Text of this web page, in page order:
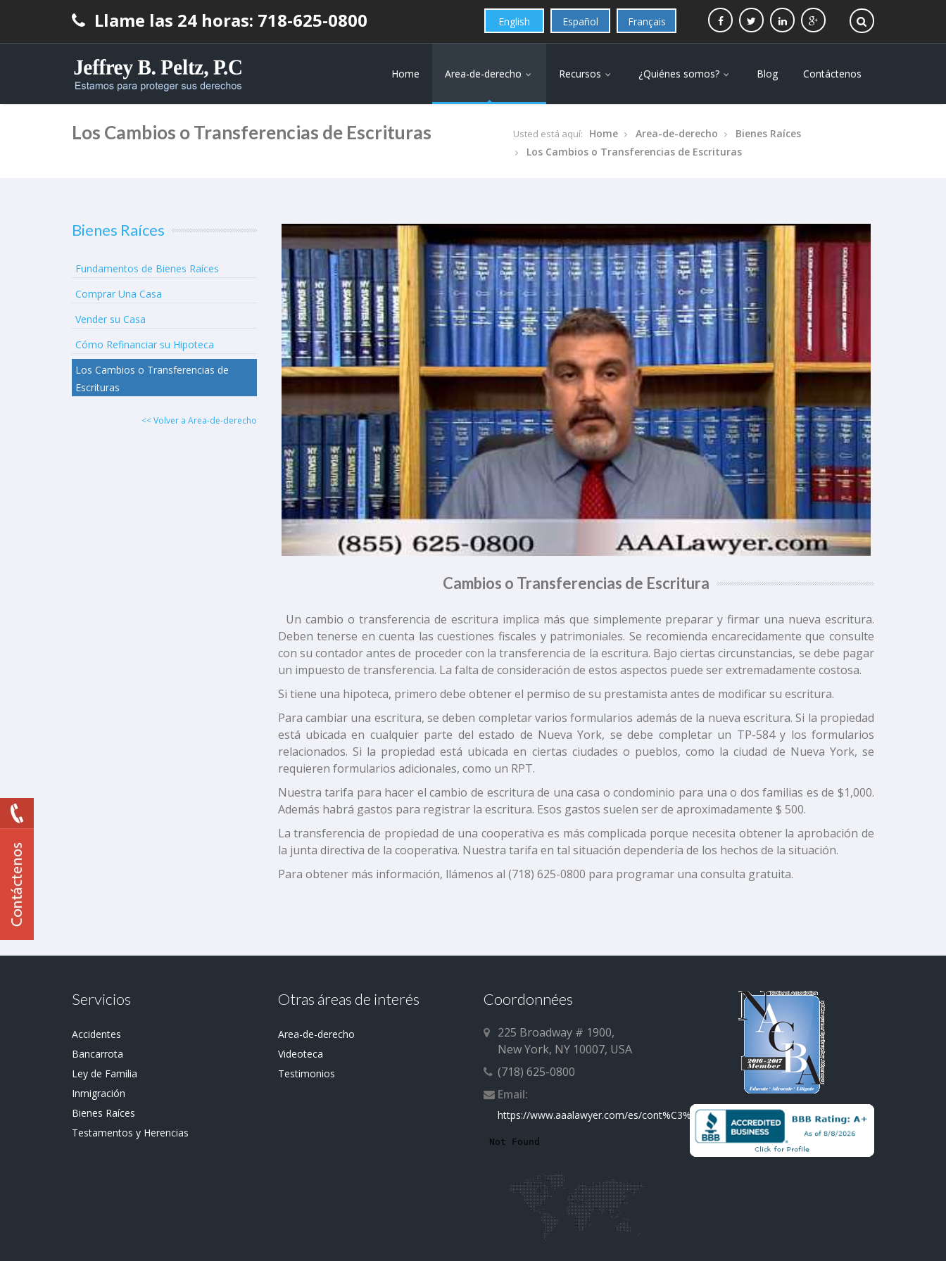
Llame las 24 horas: 718-625-0800 English Español Français
Home Area-de-derecho Recursos ¿Quiénes somos? Blog Contáctenos
Los Cambios o Transferencias de Escrituras Usted está aquí: Home Area-de-derecho
Bienes Raíces
Los Cambios o Transferencias de Escrituras
Bienes Raíces
Fundamentos de Bienes Raíces
Comprar Una Casa
Vender su Casa
Cómo Refinanciar su Hipoteca
Los Cambios o Transferencias de
Escrituras
<< Volver a Area-de-derecho
Cambios o Transferencias de Escritura
Un cambio o transferencia de escritura implica más que simplemente preparar y firmar una nueva escritura.
Deben tenerse en cuenta las cuestiones fiscales y patrimoniales. Se recomienda encarecidamente que consulte
con su contador antes de proceder con la transferencia de la escritura. Bajo ciertas circunstancias, se debe pagar
un impuesto de transferencia. La falta de consideración de estos aspectos puede ser extremadamente costosa.
Si tiene una hipoteca, primero debe obtener el permiso de su prestamista antes de modificar su escritura.
Para cambiar una escritura, se deben completar varios formularios además de la nueva escritura. Si la propiedad
está ubicada en cualquier parte del estado de Nueva York, se debe completar un TP-584 y los formularios
relacionados. Si la propiedad está ubicada en ciertas ciudades o pueblos, como la ciudad de Nueva York, se
requieren formularios adicionales, como un RPT.
Nuestra tarifa para hacer el cambio de escritura de una casa o condominio para una o dos familias es de $1,000.
Además habrá gastos para registrar la escritura. Esos gastos suelen ser de aproximadamente $ 500.
La transferencia de propiedad de una cooperativa es más complicada porque necesita obtener la aprobación de
la junta directiva de la cooperativa. Nuestra tarifa en tal situación dependería de los hechos de la situación.
Para obtener más información, llámenos al (718) 625-0800 para programar una consulta gratuita.
Servicios
Accidentes
Bancarrota
Ley de Familia
Inmigración
Bienes Raíces
Testamentos y Herencias
Otras áreas de interés
Area-de-derecho
Videoteca
Testimonios
Coordonnées
225 Broadway # 1900,
New York, NY 10007, USA
(718) 625-0800
Email:
https://www.aaalawyer.com/es/cont%C3%A1ctenos/